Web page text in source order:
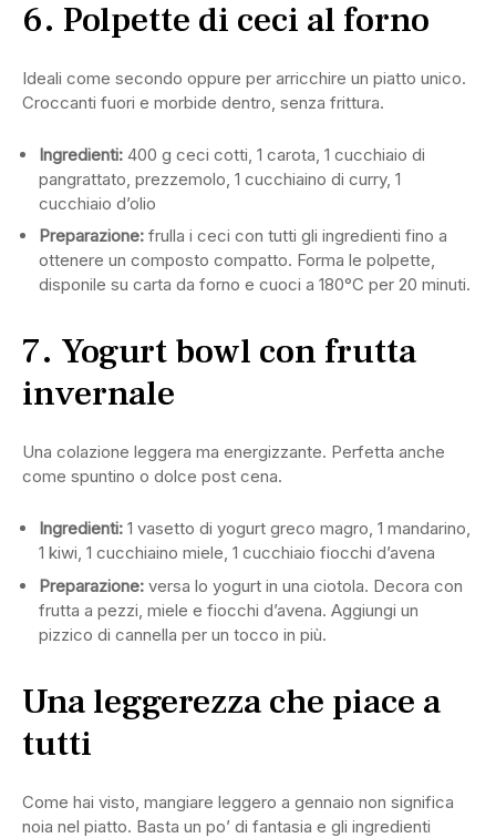
6. Polpette di ceci al forno
Ideali come secondo oppure per arricchire un piatto unico.
Croccanti fuori e morbide dentro, senza frittura.
Ingredienti: 400 g ceci cotti, 1 carota, 1 cucchiaio di
pangrattato, prezzemolo, 1 cucchiaino di curry, 1
cucchiaio d’olio
Preparazione: frulla i ceci con tutti gli ingredienti fino a
ottenere un composto compatto. Forma le polpette,
disponile su carta da forno e cuoci a 180°C per 20 minuti.
7. Yogurt bowl con frutta
invernale
Una colazione leggera ma energizzante. Perfetta anche
come spuntino o dolce post cena.
Ingredienti: 1 vasetto di yogurt greco magro, 1 mandarino,
1 kiwi, 1 cucchiaino miele, 1 cucchiaio fiocchi d’avena
Preparazione: versa lo yogurt in una ciotola. Decora con
frutta a pezzi, miele e fiocchi d’avena. Aggiungi un
pizzico di cannella per un tocco in più.
Una leggerezza che piace a
tutti
Come hai visto, mangiare leggero a gennaio non significa
noia nel piatto. Basta un po’ di fantasia e gli ingredienti